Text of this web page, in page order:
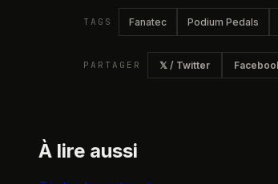
TAGS Fanatec Podium Pedals
PARTAGER 𝕏 / Twitter
À lire aussi